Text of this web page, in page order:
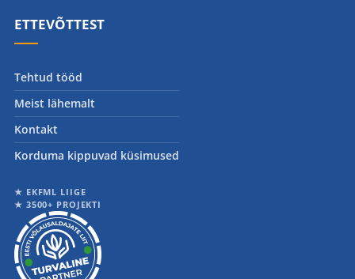
ETTEVÕTTEST
Tehtud tööd
Meist lähemalt
Kontakt
Korduma kippuvad küsimused
★ EKFML LIIGE
★ 3500+ PROJEKTI